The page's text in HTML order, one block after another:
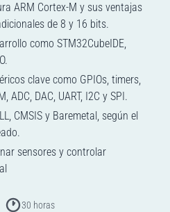
ARM Cortex-M y sus ventajas
de 8 y 16 bits.
como STM32CubeIDE,
clave como GPIOs, timers,
ADC, DAC, UART, I2C y SPI.
CMSIS y Baremetal, según el
sensores y controlar
30 horas